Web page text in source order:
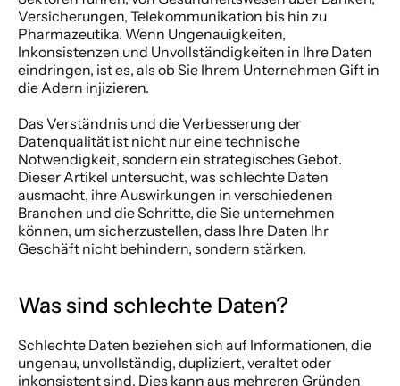
Versicherungen, Telekommunikation bis hin zu
Pharmazeutika. Wenn Ungenauigkeiten,
Inkonsistenzen und Unvollständigkeiten in Ihre Daten
eindringen, ist es, als ob Sie Ihrem Unternehmen Gift in
die Adern injizieren.
Das Verständnis und die Verbesserung der
Datenqualität ist nicht nur eine technische
Notwendigkeit, sondern ein strategisches Gebot.
Dieser Artikel untersucht, was schlechte Daten
ausmacht, ihre Auswirkungen in verschiedenen
Branchen und die Schritte, die Sie unternehmen
können, um sicherzustellen, dass Ihre Daten Ihr
Geschäft nicht behindern, sondern stärken.
Was sind schlechte Daten?
Schlechte Daten beziehen sich auf Informationen, die
ungenau, unvollständig, dupliziert, veraltet oder
inkonsistent sind. Dies kann aus mehreren Gründen